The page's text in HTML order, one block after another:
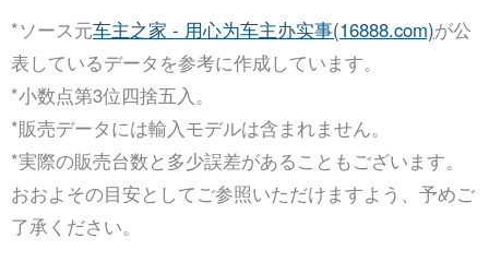
*ソース元车主之家 - 用心为车主办实事(16888.com)が公
表しているデータを参考に作成しています。
*小数点第3位四捨五入。
*販売データには輸入モデルは含まれません。
*実際の販売台数と多少誤差があることもございます。
おおよその目安としてご参照いただけますよう、予めご
了承ください。